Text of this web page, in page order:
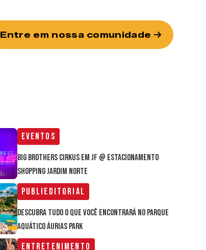
Entre em nossa comunidade
Eventos
Big Brothers Cirkus em JF @ estacionamento
Shopping Jardim Norte
Publieditorial
Descubra tudo o que você encontrará no parque
aquático Áurias Park
Entretenimento